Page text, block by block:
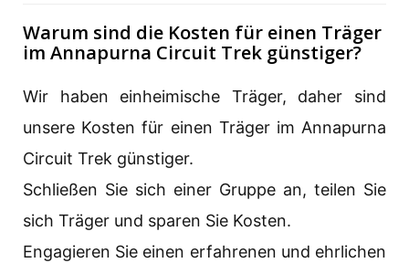
Warum sind die Kosten für einen Träger
im Annapurna Circuit Trek günstiger?
Wir haben einheimische Träger, daher sind
unsere Kosten für einen Träger im Annapurna
Circuit Trek günstiger.
Schließen Sie sich einer Gruppe an, teilen Sie
sich Träger und sparen Sie Kosten.
Engagieren Sie einen erfahrenen und ehrlichen